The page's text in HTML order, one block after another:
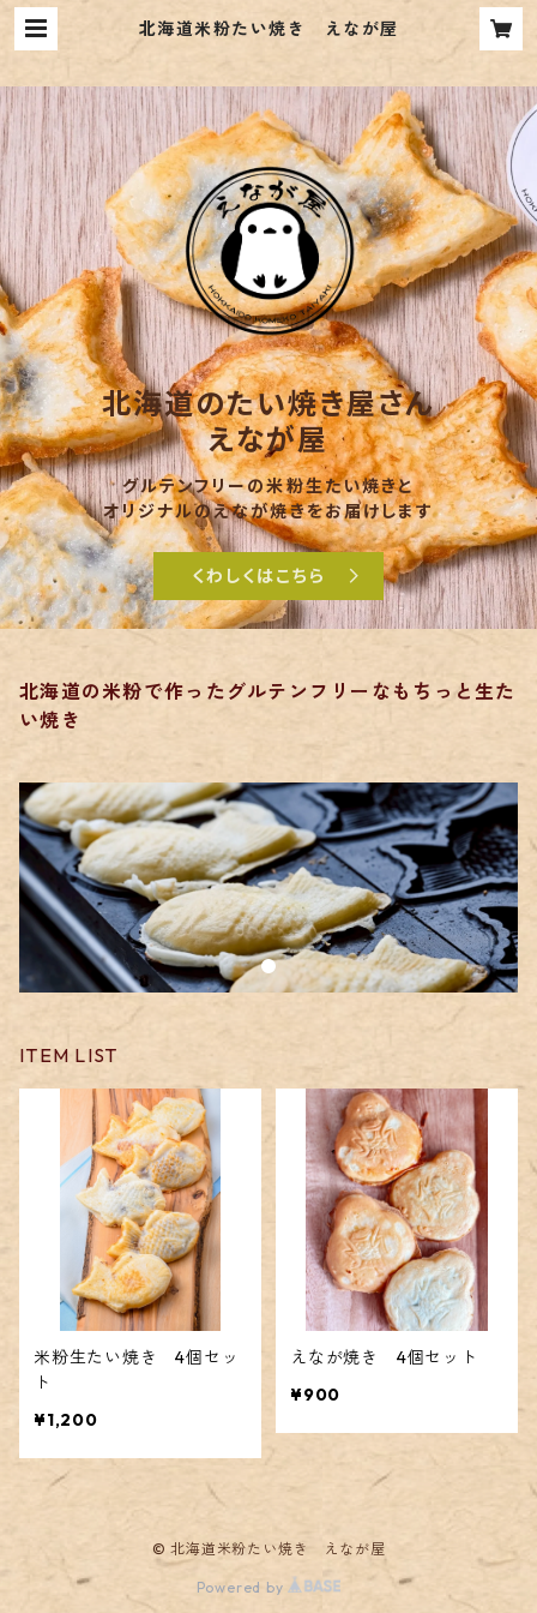
北海道米粉たい焼き えなが屋
北海道のたい焼き屋さん
えなが屋
グルテンフリーの米粉生たい焼きと
オリジナルのえなが焼きをお届けします
くわしくはこちら
北海道の米粉で作ったグルテンフリーなもちっと生た
い焼き
ITEM LIST
米粉生たい焼き 4個セッ
ト
¥1,200
えなが焼き 4個セット
¥900
© 北海道米粉たい焼き えなが屋
Powered by